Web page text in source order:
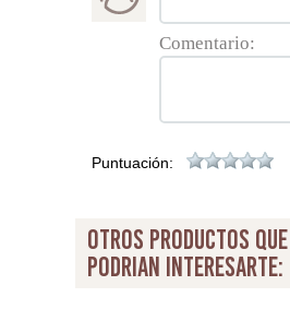
Comentario:
Puntuación:
otros productos que
podrian interesarte: